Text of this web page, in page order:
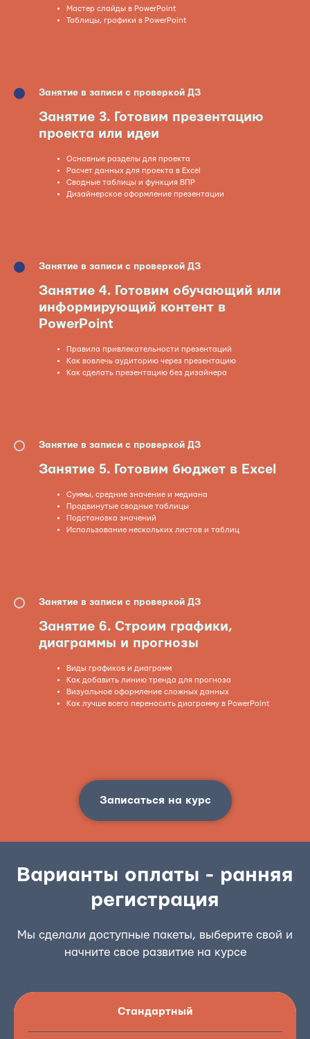
Мастер слайды в PowerPoint
Таблицы, графики в PowerPoint
Занятие в записи с проверкой ДЗ
Занятие 3. Готовим презентацию
проекта или идеи
Основные разделы для проекта
Расчет данных для проекта в Excel
Сводные таблицы и функция ВПР
Дизайнерское оформление презентации
Занятие в записи с проверкой ДЗ
Занятие 4. Готовим обучающий или
информирующий контент в
PowerPoint
Правила привлекательности презентаций
Как вовлечь аудиторию через презентацию
Как сделать презентацию без дизайнера
Занятие в записи с проверкой ДЗ
Занятие 5. Готовим бюджет в Excel
Суммы, средние значение и медиана
Продвинутые сводные таблицы
Подстановка значений
Использование нескольких листов и таблиц
Занятие в записи с проверкой ДЗ
Занятие 6. Строим графики,
диаграммы и прогнозы
Виды графиков и диаграмм
Как добавить линию тренда для прогноза
Визуальное оформление сложных данных
Как лучше всего переносить диаграмму в PowerPoint
Записаться на курс
Варианты оплаты - ранняя
регистрация
Мы сделали доступные пакеты, выберите свой и
начните свое развитие на курсе
Стандартный